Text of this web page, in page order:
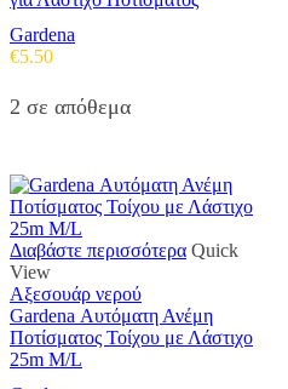
Gardena
€5.50
2 σε απόθεμα
Διαβάστε περισσότερα Quick
View
Αξεσουάρ νερού
Gardena Αυτόματη Ανέμη
Ποτίσματος Τοίχου με Λάστιχο
25m M/L